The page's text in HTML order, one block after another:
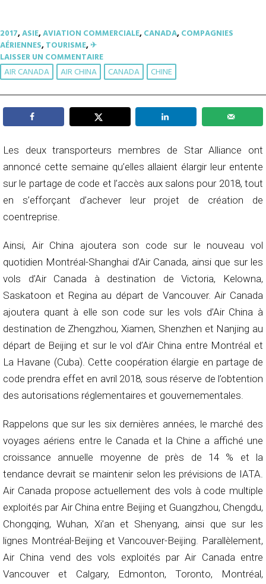
2017,ASIE,AVIATION COMMERCIALE,CANADA,COMPAGNIES
AÉRIENNES,TOURISME,✈︎
LAISSER UN COMMENTAIRE
AIR CANADA AIR CHINA CANADA CHINE
Les deux transporteurs membres de Star Alliance ont
annoncé cette semaine qu’elles allaient élargir leur entente
sur le partage de code et l’accès aux salons pour 2018, tout
en s’efforçant d’achever leur projet de création de
coentreprise.
Ainsi, Air China ajoutera son code sur le nouveau vol
quotidien Montréal-Shanghai d’Air Canada, ainsi que sur les
vols d’Air Canada à destination de Victoria, Kelowna,
Saskatoon et Regina au départ de Vancouver. Air Canada
ajoutera quant à elle son code sur les vols d’Air China à
destination de Zhengzhou, Xiamen, Shenzhen et Nanjing au
départ de Beijing et sur le vol d’Air China entre Montréal et
La Havane (Cuba). Cette coopération élargie en partage de
code prendra effet en avril 2018, sous réserve de l’obtention
des autorisations réglementaires et gouvernementales.
Rappelons que sur les six dernières années, le marché des
voyages aériens entre le Canada et la Chine a affiché une
croissance annuelle moyenne de près de 14 % et la
tendance devrait se maintenir selon les prévisions de IATA.
Air Canada propose actuellement des vols à code multiple
exploités par Air China entre Beijing et Guangzhou, Chengdu,
Chongqing, Wuhan, Xi’an et Shenyang, ainsi que sur les
lignes Montréal-Beijing et Vancouver-Beijing. Parallèlement,
Air China vend des vols exploités par Air Canada entre
Vancouver et Calgary, Edmonton, Toronto, Montréal,